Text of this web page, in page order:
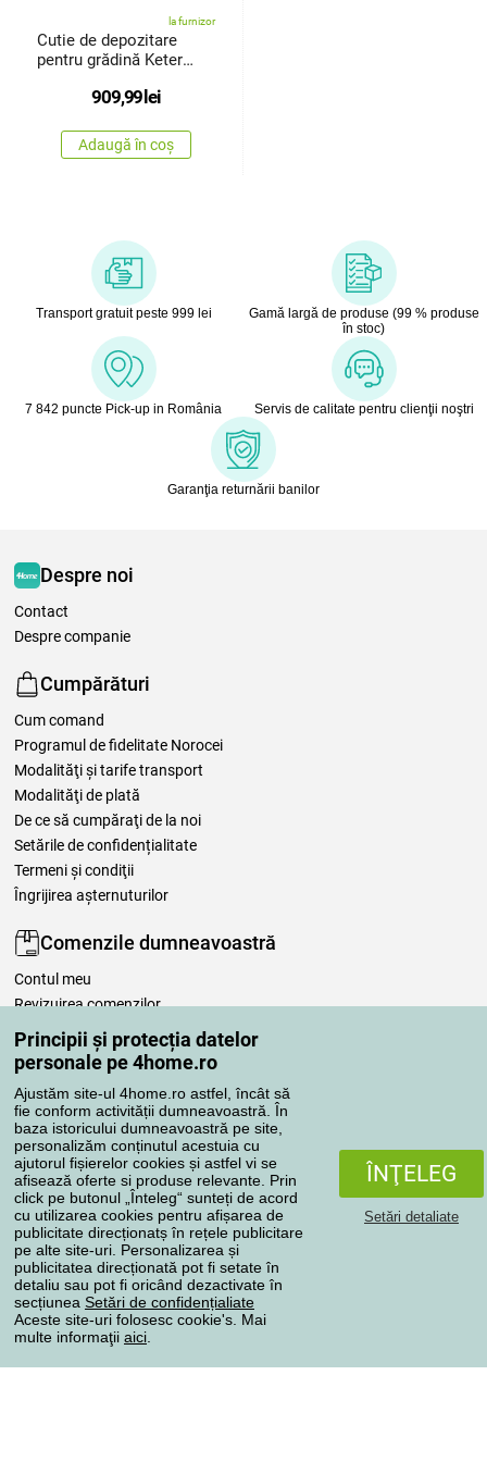
Principii și protecția datelor
personale pe 4home.ro
Ajustăm site-ul 4home.ro astfel, încât să
fie conform activității dumneavoastră. În
baza istoricului dumneavoastră pe site,
personalizăm conținutul acestuia cu
ajutorul fișierelor cookies și astfel vi se
afisează oferte si produse relevante. Prin
click pe butonul „Înteleg“ sunteți de acord
cu utilizarea cookies pentru afișarea de
publicitate direcționatș în rețele publicitare
pe alte site-uri. Personalizarea și
publicitatea direcționată pot fi setate în
detaliu sau pot fi oricând dezactivate în
secțiunea Setări de confidențialiate
Aceste site-uri folosesc cookie's. Mai
multe informaţii aici
ÎNŢELEG
Setări detaliate
la furnizor
Cutie de depozitare
pentru grădină Keter
909,99 lei
Adaugă în coș
Transport gratuit peste 999 lei
Gamă largă de produse (99 % produse
în stoc)
7 842 puncte Pick-up in România Servis de calitate pentru clienţii noştri
Garanţia returnării banilor
Despre noi
Contact
Despre companie
Cumpărături
Cum comand
Programul de fidelitate Norocei
Modalităţi şi tarife transport
Modalităţi de plată
De ce să cumpăraţi de la noi
Setările de confidențialitate
Termeni şi condiţii
Îngrijirea așternuturilor
Comenzile dumneavoastră
Contul meu
Revizuirea comenzilor
Reclamaţii
Retragere de la contract
Regulile de procesare a recenziilor
Metode de transport
Metode de plată
Magazin de încredere